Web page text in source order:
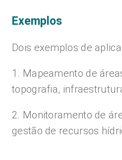
Exemplos
Dois exemplos de
1. Mapeamento de
topografia,
2. Monitoramento de
gestão de recursos